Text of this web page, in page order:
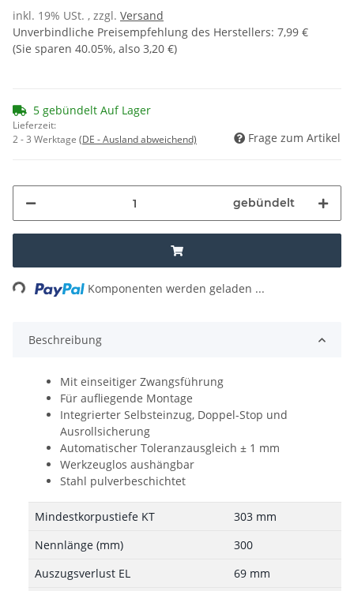
inkl. 19% USt. , zzgl. Versand
Unverbindliche Preisempfehlung des Herstellers: 7,99 €
(Sie sparen 40.05%, also 3,20 €)
5 gebündelt Auf Lager
Lieferzeit:
2 - 3 Werktage (DE - Ausland abweichend) Frage zum Artikel
gebündelt
Komponenten werden geladen ...
Beschreibung
Mit einseitiger Zwangsführung
Für aufliegende Montage
Integrierter Selbsteinzug, Doppel-Stop und
Ausrollsicherung
Automatischer Toleranzausgleich ± 1 mm
Werkzeuglos aushängbar
Stahl pulverbeschichtet
Mindestkorpustiefe KT
303 mm
Nennlänge (mm)
300
Auszugsverlust EL
69 mm